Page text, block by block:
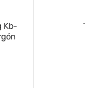
Kb-
USB Argón